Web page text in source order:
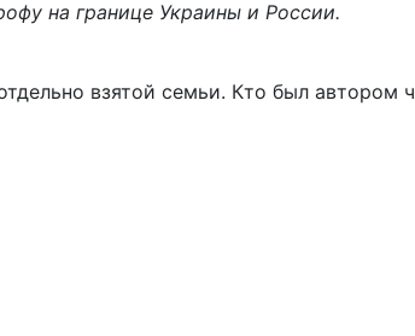
на границе Украины и России.
взятой семьи. Кто был автором